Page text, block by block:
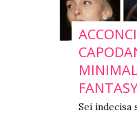
Sei indecisa